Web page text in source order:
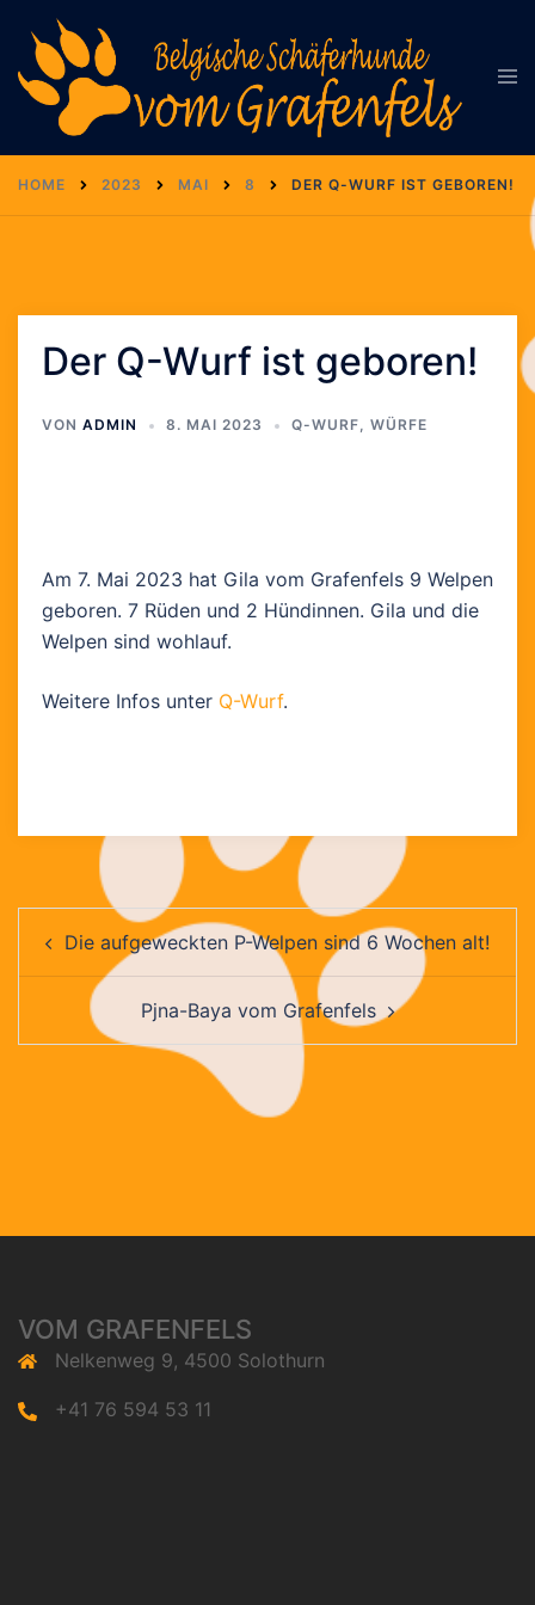
Inhalt
springen
HOME 2023 MAI 8 DER Q-WURF IST GEBOREN!
Der Q-Wurf ist geboren!
VON ADMIN 8. MAI 2023 Q-WURF WÜRFE
Am 7. Mai 2023 hat Gila vom Grafenfels 9 Welpen
geboren. 7 Rüden und 2 Hündinnen. Gila und die
Welpen sind wohlauf.
Weitere Infos unter Q-Wurf.
Beitragsnavigation
Die aufgeweckten P-Welpen sind 6 Wochen alt!
Pjna-Baya vom Grafenfels
VOM GRAFENFELS
Nelkenweg 9, 4500 Solothurn
+41 76 594 53 11